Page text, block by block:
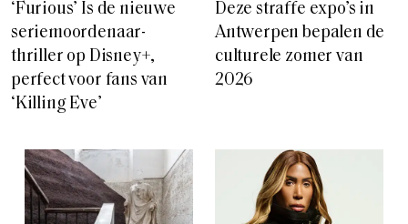
‘Furious’ Is de nieuwe
seriemoordenaar-
thriller op Disney+,
perfect voor fans van
‘Killing Eve’
Deze straffe expo’s in
Antwerpen bepalen de
culturele zomer van
2026